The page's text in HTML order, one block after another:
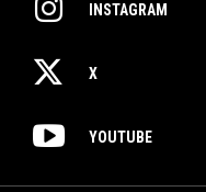
INSTAGRAM
X
YOUTUBE